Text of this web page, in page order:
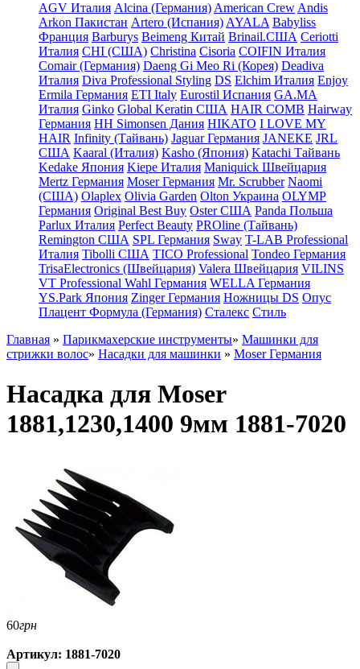
AGV Италия Alcina (Германия) American Crew Andis
Arkon Пакистан Artero (Испания) AYALA Babyliss
Франция Barburys Beimeng Китай Brinail.США Ceriotti
Италия CHI (США) Christina Cisoria COIFIN Италия
Comair (Германия) Daeng Gi Meo Ri (Корея) Deadiva
Италия Diva Professional Styling DS Elchim Италия Enjoy
Ermila Германия ETI Italy Eurostil Испания GA.MA
Италия Ginko Global Keratin США HAIR COMB Hairway
Германия HH Simonsen Дания HIKATO I LOVE MY
HAIR Infinity (Тайвань) Jaguar Германия JANEKE JRL
США Kaaral (Италия) Kasho (Япония) Katachi Тайвань
Kedake Япония Kiepe Италия Maniquick Швейцария
Mertz Германия Moser Германия Mr. Scrubber Naomi
(США) Olaplex Olivia Garden Olton Украина OLYMP
Германия Original Best Buy Oster США Panda Польша
Parlux Италия Perfect Beauty PROline (Тайвань)
Remington США SPL Германия Sway T-LAB Professional
Италия Tibolli США TICO Professional Tondeo Германия
TrisaElectronics (Швейцария) Valera Швейцария VILINS
VT Professional Wahl Германия WELLA Германия
YS.Park Япония Zinger Германия Ножницы DS Опус
Плацент Формула (Германия) Сталекс Стиль
Главная » Парикмахерские инструменты» Машинки для
стрижки волос» Насадки для машинки » Moser Германия
Насадка для Moser
1881,1230,1400 9мм 1881-7020
60грн
Артикул: 1881-7020